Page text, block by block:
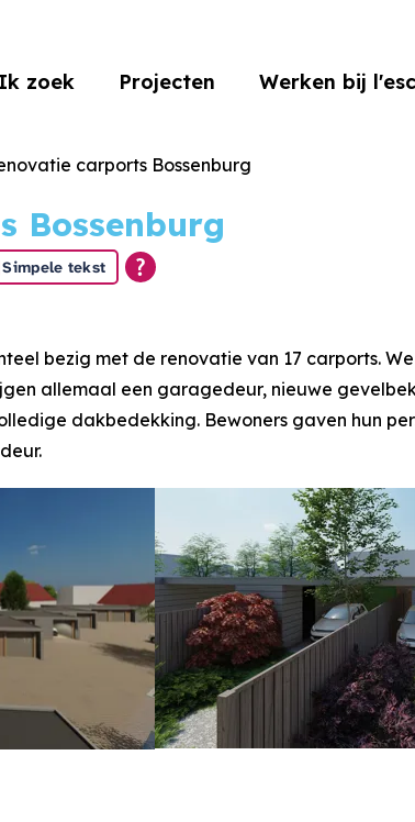
Ik zoek Projecten Werken bij
carports Bossenburg
Bossenburg
Simpele tekst
bezig met de renovatie van 17 carports.
allemaal een garagedeur, nieuwe
dakbedekking. Bewoners gaven hun